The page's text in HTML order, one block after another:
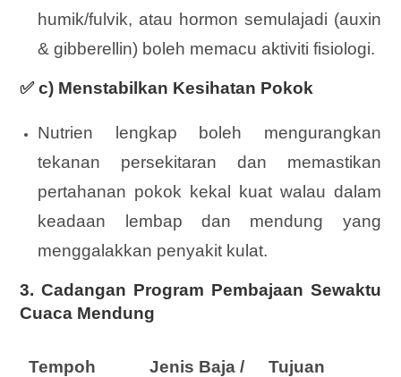
humik/fulvik, atau hormon semulajadi (auxin
& gibberellin) boleh memacu aktiviti fisiologi.
✅ c) Menstabilkan Kesihatan Pokok
Nutrien lengkap boleh mengurangkan
tekanan persekitaran dan memastikan
pertahanan pokok kekal kuat walau dalam
keadaan lembap dan mendung yang
menggalakkan penyakit kulat.
3. Cadangan Program Pembajaan Sewaktu
Cuaca Mendung
Tempoh
Jenis Baja /
Tujuan